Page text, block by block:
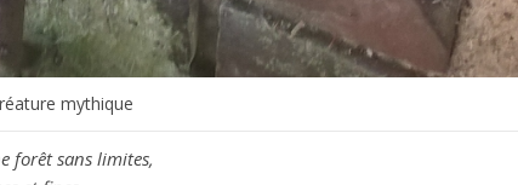
mythique
forêt sans limites,